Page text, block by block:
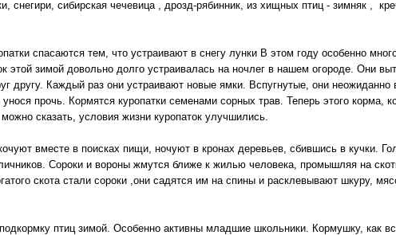
снегири, сибирская чечевица , дрозд-рябинник, из хищных птиц - зимняк ,
спасаются тем, что устраивают в снегу лунки В этом году особенно
этой зимой довольно долго устраивалась на ночлег в нашем огороде. Они
другу. Каждый раз они устраивают новые ямки. Вспугнутые, они неожиданно
прочь. Кормятся куропатки семенами сорных трав. Теперь этого корма,
сказать, условия жизни куропаток улучшились.
вместе в поисках пищи, ночуют в кронах деревьев, сбившись в кучки.
Сороки и вороны жмутся ближе к жилью человека, промышляя на
скота стали сороки ,они садятся им на спины и расклевывают шкуру,
птиц зимой. Особенно активны младшие школьники. Кормушку, как